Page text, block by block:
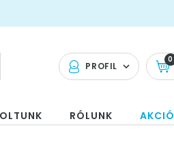
PROFIL
0
RÓLUNK AKCIÓ